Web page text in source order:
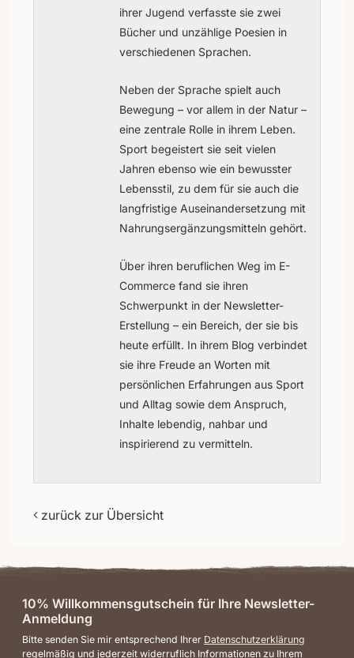
ihrer Jugend verfasste sie zwei
Bücher und unzählige Poesien in
verschiedenen Sprachen.
Neben der Sprache spielt auch
Bewegung – vor allem in der Natur –
eine zentrale Rolle in ihrem Leben.
Sport begeistert sie seit vielen
Jahren ebenso wie ein bewusster
Lebensstil, zu dem für sie auch die
langfristige Auseinandersetzung mit
Nahrungsergänzungsmitteln gehört.
Über ihren beruflichen Weg im E-
Commerce fand sie ihren
Schwerpunkt in der Newsletter-
Erstellung – ein Bereich, der sie bis
heute erfüllt. In ihrem Blog verbindet
sie ihre Freude an Worten mit
persönlichen Erfahrungen aus Sport
und Alltag sowie dem Anspruch,
Inhalte lebendig, nahbar und
inspirierend zu vermitteln.
zurück zur Übersicht
10% Willkommensgutschein für Ihre Newsletter-
Anmeldung
Bitte senden Sie mir entsprechend Ihrer Datenschutzerklärung
regelmäßig und jederzeit widerruflich Informationen zu Ihrem